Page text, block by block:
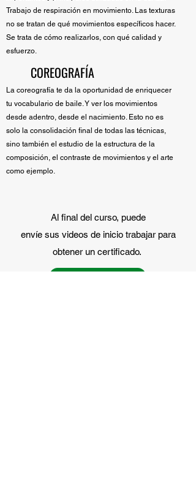
Trabajo de respiración en movimiento. Las texturas
no se tratan de qué movimientos específicos hacer.
Se trata de cómo realizarlos, con qué calidad y
esfuerzo.
COREOGRAFÍA
La coreografía te da la oportunidad de enriquecer
tu vocabulario de baile. Y ver los movimientos
desde adentro, desde el nacimiento. Esto no es
solo la consolidación final de todas las técnicas,
sino también el estudio de la estructura de la
composición, el contraste de movimientos y el arte
como ejemplo.
Al final del curso, puede
envíe sus videos de inicio trabajar para
obtener un certificado.